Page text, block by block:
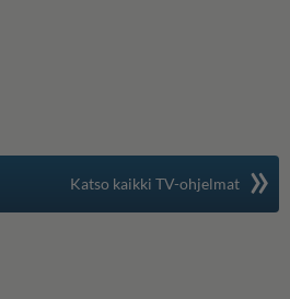
Katso kaikki TV-ohjelmat »